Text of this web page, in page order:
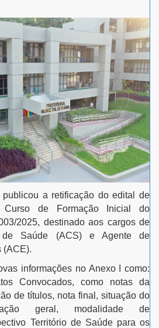
a retificação do edital de
Curso de Formação Inicial do
2025, destinado aos cargos de
de Saúde (ACS) e Agente de
(ACE).
informações no Anexo I como:
Convocados, como notas da
de títulos, nota final, situação do
geral, modalidade de
Território de Saúde para os